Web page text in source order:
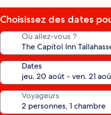
Choisissez des dates
Où allez-vous ?
Dates
Voyageurs